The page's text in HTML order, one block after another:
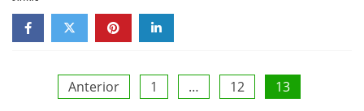
Paginação
Anterior 1 … 12 13